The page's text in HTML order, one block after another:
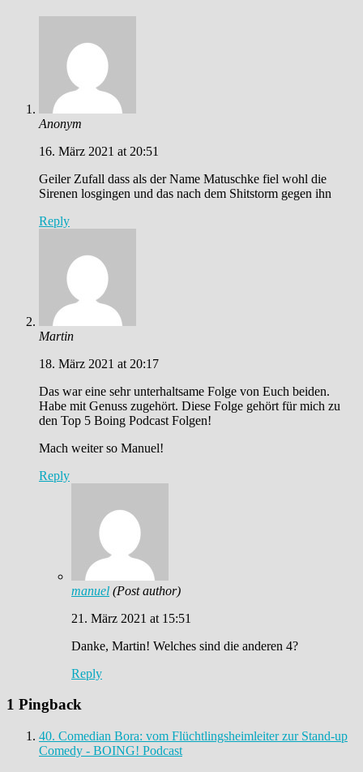
Anonym
16. März 2021 at 20:51
Geiler Zufall dass als der Name Matuschke fiel wohl die
Sirenen losgingen und das nach dem Shitstorm gegen ihn
Reply
Martin
18. März 2021 at 20:17
Das war eine sehr unterhaltsame Folge von Euch beiden.
Habe mit Genuss zugehört. Diese Folge gehört für mich zu
den Top 5 Boing Podcast Folgen!
Mach weiter so Manuel!
Reply
manuel (Post author)
21. März 2021 at 15:51
Danke, Martin! Welches sind die anderen 4?
Reply
1 Pingback
40. Comedian Bora: vom Flüchtlingsheimleiter zur Stand-up
Comedy - BOING! Podcast